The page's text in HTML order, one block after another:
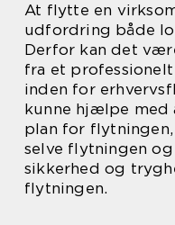
At flytte en
udfordring både
Derfor kan det
fra et
inden for
kunne hjælpe med
plan for
selve flytningen
sikkerhed og
flytningen.